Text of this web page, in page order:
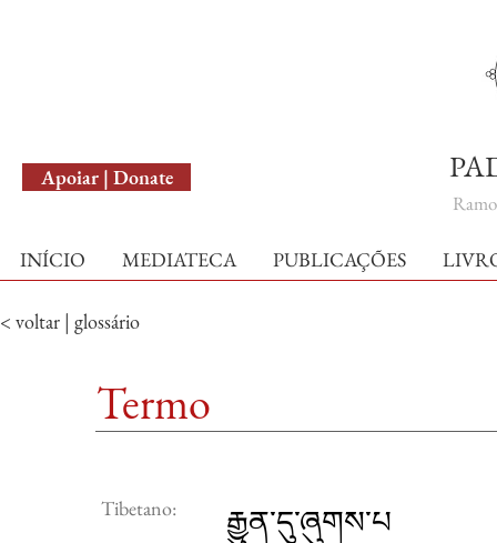
Apoiar | Donate
INÍCIO MEDIATECA PUBLICAÇÕES
< voltar | glossário
Termo
Tibetano: རྒྱུན་དུ་ཞུགས་པ